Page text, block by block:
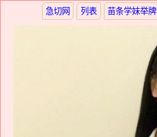
急切网 列表 苗条学妹举牌